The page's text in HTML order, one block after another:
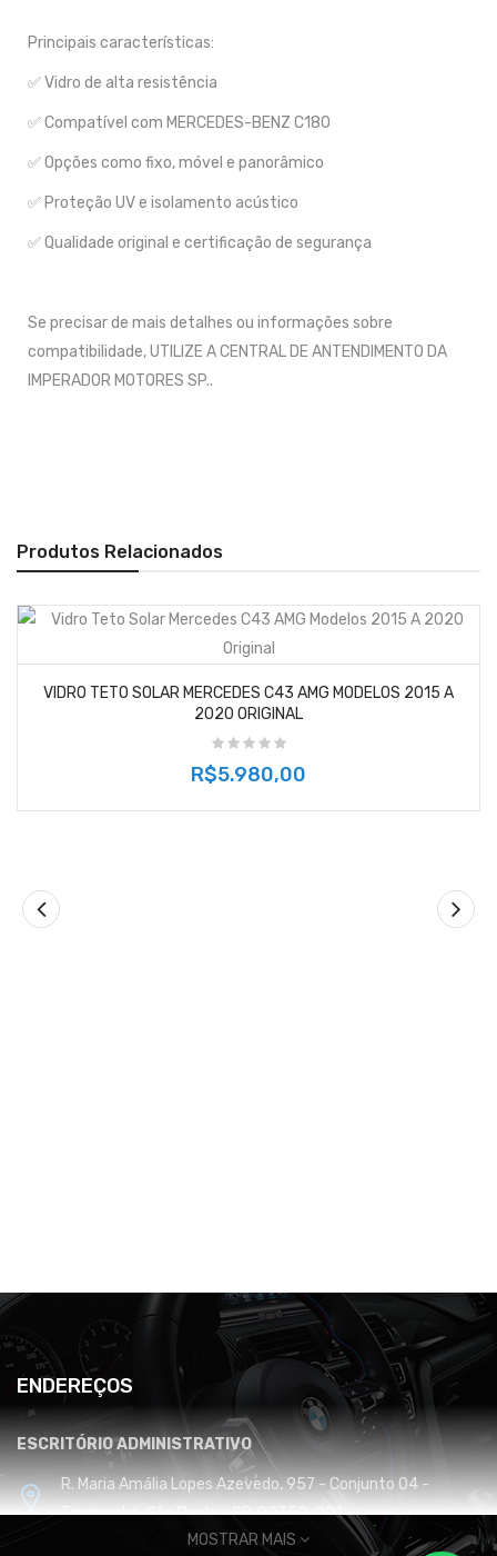
Principais características:
✅ Vidro de alta resistência
✅ Compatível com MERCEDES-BENZ C180
✅ Opções como fixo, móvel e panorâmico
✅ Proteção UV e isolamento acústico
✅ Qualidade original e certificação de segurança
Se precisar de mais detalhes ou informações sobre
compatibilidade, UTILIZE A CENTRAL DE ANTENDIMENTO DA
IMPERADOR MOTORES SP..
Produtos Relacionados
VIDRO TETO SOLAR MERCEDES C43 AMG MODELOS 2015 A
2020 ORIGINAL
R$5.980,00
ENDEREÇOS
ESCRITÓRIO ADMINISTRATIVO
R. Maria Amália Lopes Azevedo, 957 - Conjunto 04 -
Tremembé, São Paulo - SP, 02350-001
MOSTRAR MAIS